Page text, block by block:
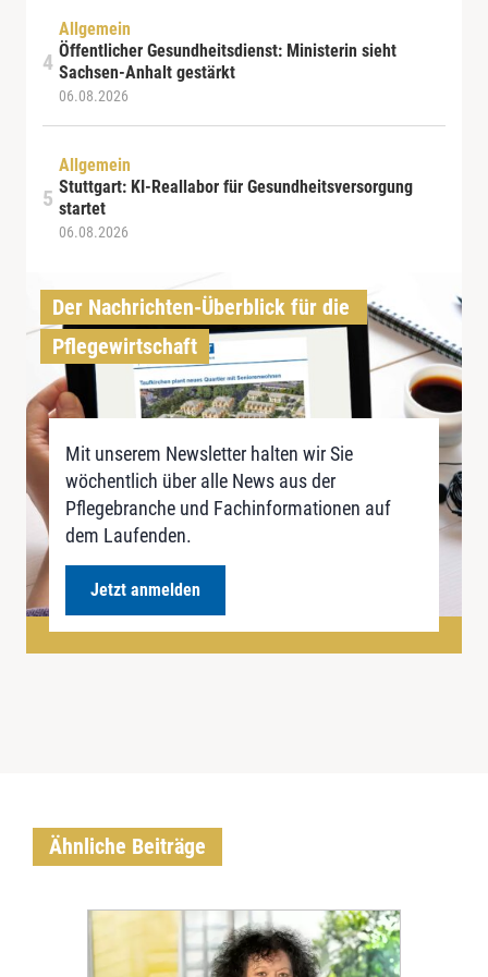
Allgemein
Öffentlicher Gesundheitsdienst: Ministerin sieht
Sachsen-Anhalt gestärkt
06.08.2026
Allgemein
Stuttgart: KI-Reallabor für Gesundheitsversorgung
startet
06.08.2026
Der Nachrichten-Überblick für die
Pflegewirtschaft
Mit unserem Newsletter halten wir Sie
wöchentlich über alle News aus der
Pflegebranche und Fachinformationen auf
dem Laufenden.
Jetzt anmelden
Ähnliche Beiträge